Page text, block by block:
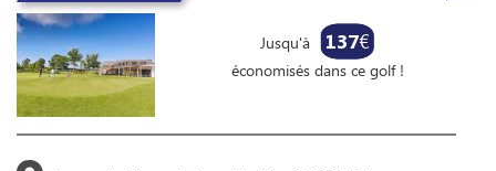
Jusqu'à 137€
économisés dans ce golf !